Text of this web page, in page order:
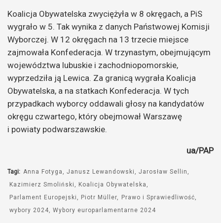
Koalicja Obywatelska zwyciężyła w 8 okręgach, a PiS
wygrało w 5. Tak wynika z danych Państwowej Komisji
Wyborczej. W 12 okręgach na 13 trzecie miejsce
zajmowała Konfederacja. W trzynastym, obejmującym
województwa lubuskie i zachodniopomorskie,
wyprzedziła ją Lewica. Za granicą wygrała Koalicja
Obywatelska, a na statkach Konfederacja. W tych
przypadkach wyborcy oddawali głosy na kandydatów
okręgu czwartego, który obejmował Warszawę
i powiaty podwarszawskie.
ua/PAP
Tagi: Anna Fotyga Janusz Lewandowski
Jarosław Sellin
Kazimierz Smoliński
Koalicja Obywatelska
Parlament Europejski
Piotr Müller
Prawo i Sprawiedliwość
wybory 2024
Wybory europarlamentarne 2024